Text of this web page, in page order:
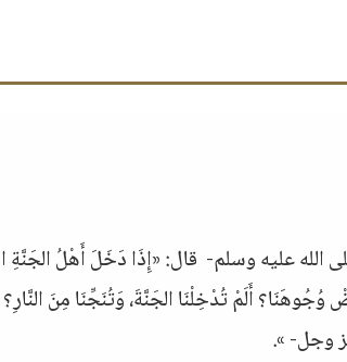
عليه وسلم- قال: «إِذَا دَخَلَ أَهْلُ الجَنَّةِ
أَلَمْ تُدْخِلْنَا الجَنَّةَ، وَتُنَجِّنَا مِنَ النَّارِ؟
وجل- ».